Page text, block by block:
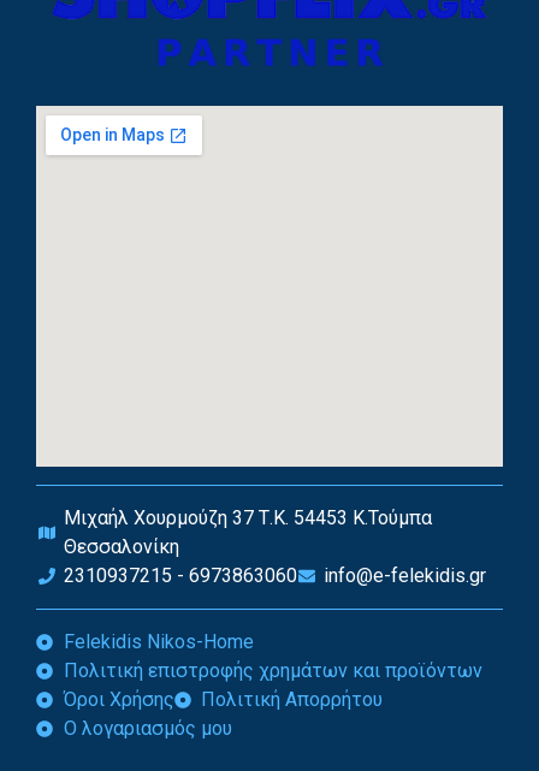
Μιχαήλ Χουρμούζη 37 Τ.Κ. 54453 Κ.Τούμπα
Θεσσαλονίκη
2310937215 - 6973863060
info@e-felekidis.gr
Felekidis Nikos-Home
Πολιτική επιστροφής χρημάτων και προϊόντων
Όροι Χρήσης
Πολιτική Απορρήτου
Ο λογαριασμός μου